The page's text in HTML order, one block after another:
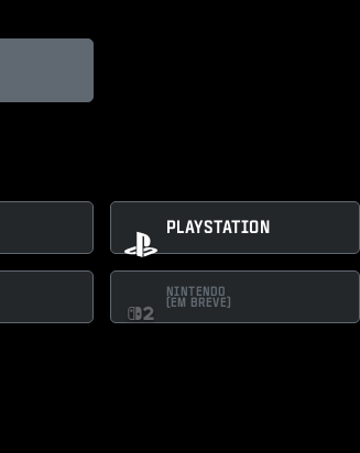
PLAYSTATION
NINTENDO
(EM BREVE)